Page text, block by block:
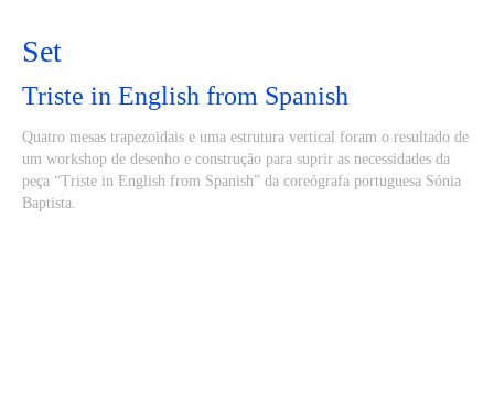
Set
Triste in English from Spanish
Quatro mesas trapezoidais e uma estrutura vertical foram o resultado de
um workshop de desenho e construção para suprir as necessidades da
peça “Triste in English from Spanish” da coreógrafa portuguesa Sónia
Baptista.